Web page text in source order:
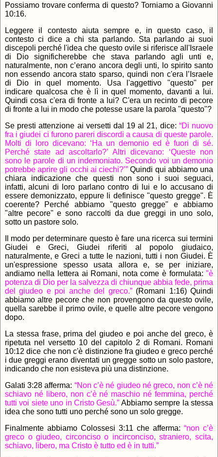
Possiamo trovare conferma di questo? Torniamo a Giovanni
10:16.
Leggere il contesto aiuta sempre e, in questo caso, il
contesto ci dice a chi sta parlando. Sta parlando ai suoi
discepoli perché l'idea che questo ovile si riferisce all'Israele
di Dio significherebbe che stava parlando agli unti e,
naturalmente, non c’erano ancora degli unti, lo spirito santo
non essendo ancora stato sparso, quindi non c'era l’Israele
di Dio in quel momento. Usa l'aggettivo "questo" per
indicare qualcosa che è lì in quel momento, davanti a lui.
Quindi cosa c'era di fronte a lui? C'era un recinto di pecore
di fronte a lui in modo che potesse usare la parola "questo"?
Se presti attenzione ai versetti dal 19 al 21, dice: “Di nuovo
fra i giudei ci furono pareri discordi a causa di queste parole.
Molti di loro dicevano: ‘Ha un demonio ed è fuori di sé.
Perché state ad ascoltarlo?’ Altri dicevano: ‘Queste non
sono le parole di un indemoniato. Secondo voi un demonio
potrebbe aprire gli occhi ai ciechi?’” Quindi qui abbiamo una
chiara indicazione che questi non sono i suoi seguaci,
infatti, alcuni di loro parlano contro di lui e lo accusano di
essere demonizzato, eppure li definisce "questo gregge". È
coerente? Perché abbiamo "questo gregge" e abbiamo
"altre pecore" e sono raccolti da due greggi in uno solo,
sotto un pastore solo.
Il modo per determinare questo è fare una ricerca sui termini
Giudei e Greci, Giudei riferiti al popolo giudaico,
naturalmente, e Greci a tutte le nazioni, tutti i non Giudei. È
un'espressione spesso usata allora e, se per iniziare,
andiamo nella lettera ai Romani, nota come è formulata:"è
potenza di Dio per la salvezza di chiunque abbia fede, prima
del giudeo e poi anche del greco.”(Romani 1:16) Quindi
abbiamo altre pecore che non provengono da questo ovile,
quella sarebbe il primo ovile, e quelle altre pecore vengono
dopo.
La stessa frase, prima del giudeo e poi anche del greco, è
ripetuta nel versetto 10 del capitolo 2 di Romani. Romani
10:12 dice che non c'è distinzione fra giudeo e greco perché
i due greggi erano diventati un gregge sotto un solo pastore,
indicando che non esisteva più una distinzione.
Galati 3:28 afferma: “Non c’è né giudeo né greco, non c’è né
schiavo né libero, non c’è né maschio né femmina, perché
tutti voi siete uno in Cristo Gesù.” Abbiamo sempre la stessa
idea che sono tutti uno perché sono un solo gregge.
Finalmente abbiamo Colossesi 3:11 che afferma:“non c’è
greco o giudeo, circonciso o incirconciso, straniero, scita,
schiavo, libero, ma Cristo è tutto ed è in tutti.”